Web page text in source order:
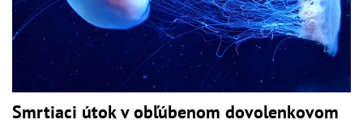
Smrtiaci útok v obľúbenom dovolenkovom